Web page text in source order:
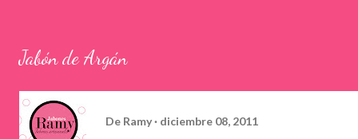
Jabón de Argán
De Ramy diciembre 08, 2011